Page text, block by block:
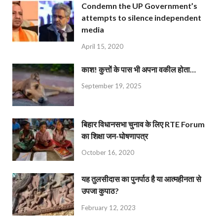
Condemn the UP Government’s
attempts to silence independent
media
April 15, 2020
काश! कुत्तों के पास भी अपना वकील होता…
September 19, 2025
बिहार विधानसभा चुनाव के लिए RTE Forum
का शिक्षा जन-घोषणापत्र
October 16, 2020
यह तुलसीदास का पुनर्पाठ है या आत्महीनता से
उपजा कुपाठ?
February 12, 2023